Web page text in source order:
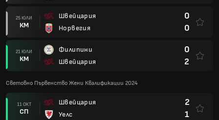
25 ЮЛИ
КМ
Швейцария
Норвегия
0
0
21 ЮЛИ
КМ
Филипини
Швейцария
0
2
Световно Първенство Жени Квалификации 2024
11 ОКТ
СП
Швейцария
Уелс
2
1